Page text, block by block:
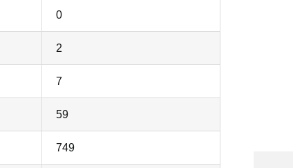
0
2
7
59
749